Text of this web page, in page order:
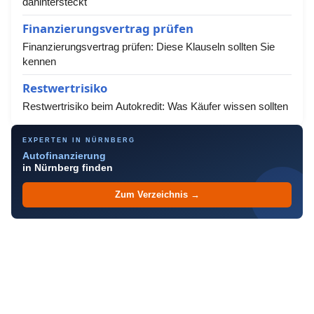
Finanzierungsvertrag prüfen
Finanzierungsvertrag prüfen: Diese Klauseln sollten Sie
kennen
Restwertrisiko
Restwertrisiko beim Autokredit: Was Käufer wissen sollten
EXPERTEN IN NÜRNBERG
Autofinanzierung
in Nürnberg finden
Zum Verzeichnis →